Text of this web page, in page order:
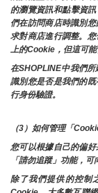
的瀏覽資訊和點擊資
們在訪問商店時識別
求對商店進行調整。
上的Cookie，但這可
在SHOPLINE中我們
識別您是否是我們的
行身份驗證。
（3）如何管理「
您可以根據自己的偏
「請勿追蹤」功能，可
除了我們提供的控制